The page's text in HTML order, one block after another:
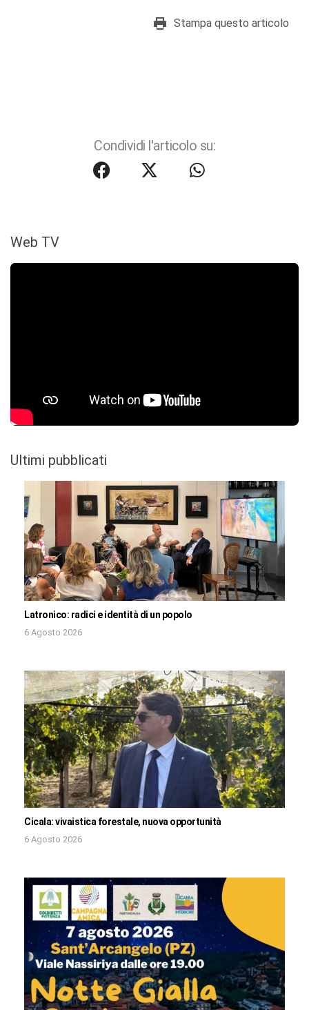
Stampa questo articolo
Condividi l'articolo su:
Web TV
Ultimi pubblicati
Latronico: radici e identità di un popolo
6 Agosto 2026
Cicala: vivaistica forestale, nuova opportunità
6 Agosto 2026